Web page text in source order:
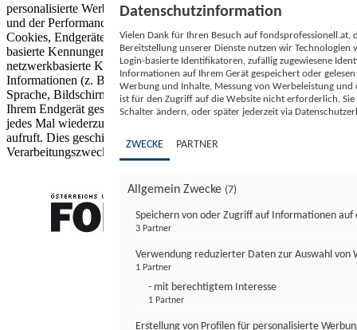
personalisierte Werbung und Inhalte, Messung von Werbeleistung
und der Performance von Inhalten sowie Zielgruppenforschung.
Cookies, Endgeräte- oder ähnliche Online-Kennungen (z. B. login-
basierte Kennungen, zufällig generierte Kennungen,
netzwerkbasierte Kennungen) können zusammen mit anderen
Informationen (z. B. Browsertyp und Browserinformationen,
Sprache, Bildschirmgröße, unterstützte Technologien usw.) auf
Ihrem Endgerät gespeichert oder von dort ausgelesen werden, um es
jedes Mal wiederzuerkennen, wenn es eine App oder einer Webseite
aufruft. Dies geschieht für einen oder mehrere der hier aufgeführten
Verarbeitungszwecke.
Datenschutzinformation
Vielen Dank für Ihren Besuch auf
Bereitstellung unserer Dienste nutzen wir Technologien
Login-basierte Identifikatoren, zufällig zugewiesene
Informationen auf Ihrem Gerät gespeichert oder
Werbung und Inhalte, Messung von Werbeleistung
ist für den Zugriff auf die Website nicht erforderlich.
Schalter ändern, oder später jederzeit via
ZWECKE PARTNER
Allgemein Zwecke (7)
Speichern von oder Zugriff auf Informationen auf
3 Partner
Verwendung reduzierter Daten zur Auswahl von
1 Partner
- mit berechtigtem Interesse
1 Partner
Erstellung von Profilen für personalisierte
FONDS professionell